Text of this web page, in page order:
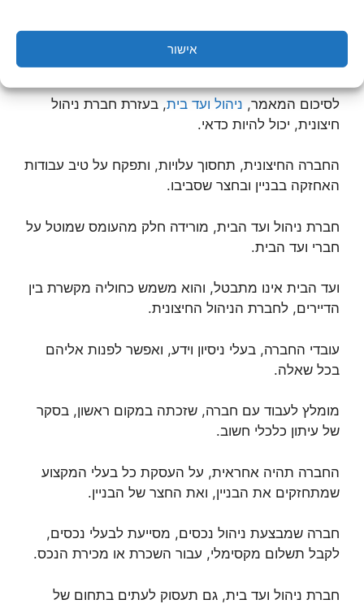
אישור
לסיכום המאמר, ניהול ועד בית, בעזרת חברת ניהול
חיצונית, יכול להיות כדאי.
החברה החיצונית, תחסוך עלויות, ותפקח על טיב עבודות
האחזקה בבניין ובחצר שסביבו.
חברת ניהול ועד הבית, מורידה חלק מהעומס שמוטל על
חברי ועד הבית.
ועד הבית אינו מתבטל, והוא משמש כחוליה מקשרת בין
הדיירים, לחברת הניהול החיצונית.
עובדי החברה, בעלי ניסיון וידע, ואפשר לפנות אליהם
בכל שאלה.
מומלץ לעבוד עם חברה, שזכתה במקום ראשון, בסקר
של עיתון כלכלי חשוב.
החברה תהיה אחראית, על העסקת כל בעלי המקצוע
שמתחזקים את הבניין, ואת החצר של הבניין.
חברה שמבצעת ניהול נכסים, מסייעת לבעלי נכסים,
לקבל תשלום מקסימלי, עבור השכרת או מכירת הנכס.
חברת ניהול ועד בית, גם תעסוק לעתים בתחום של